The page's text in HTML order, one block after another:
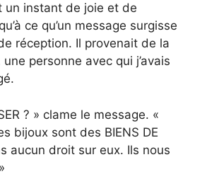
un instant de joie et de
ce qu’un message surgisse
réception. Il provenait de la
personne avec qui j’avais
? » clame le message. «
bijoux sont des BIENS DE
aucun droit sur eux. Ils nous